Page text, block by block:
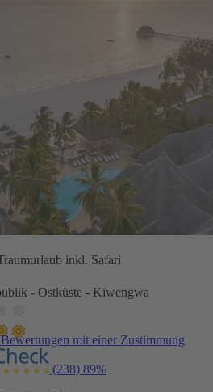
inkl. Safari
- Ostküste - Kiwengwa
mit einer Zustimmung
(238) 89%